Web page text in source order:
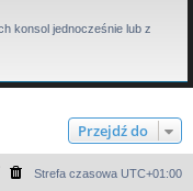
konsol jednocześnie lub z
Przejdź do
Strefa czasowa UTC+01:00